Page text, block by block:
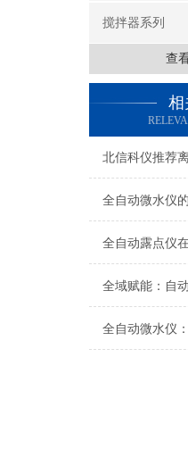
搅拌器系列
查
相
全自动微水仪
全自动露点仪